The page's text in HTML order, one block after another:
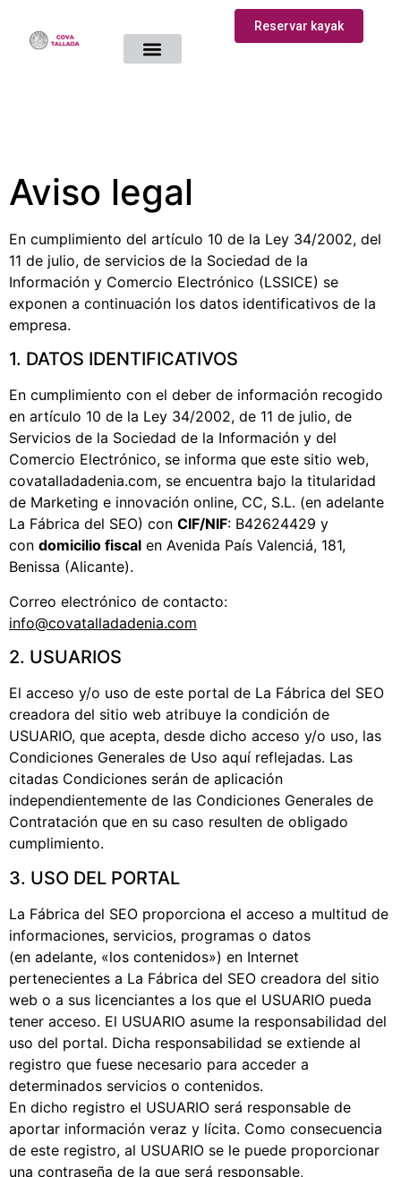
Reservar kayak
Aviso legal
En cumplimiento del artículo 10 de la Ley 34/2002, del
11 de julio, de servicios de la Sociedad de la
Información y Comercio Electrónico (LSSICE) se
exponen a continuación los datos identificativos de la
empresa.
1. DATOS IDENTIFICATIVOS
En cumplimiento con el deber de información recogido
en artículo 10 de la Ley 34/2002, de 11 de julio, de
Servicios de la Sociedad de la Información y del
Comercio Electrónico, se informa que este sitio web,
covatalladadenia.com, se encuentra bajo la titularidad
de Marketing e innovación online, CC, S.L. (en adelante
La Fábrica del SEO) con CIF/NIF: B42624429 y
con domicilio fiscal en Avenida País Valenciá, 181,
Benissa (Alicante).
Correo electrónico de contacto:
info@covatalladadenia.com
2. USUARIOS
El acceso y/o uso de este portal de La Fábrica del SEO
creadora del sitio web atribuye la condición de
USUARIO, que acepta, desde dicho acceso y/o uso, las
Condiciones Generales de Uso aquí reflejadas. Las
citadas Condiciones serán de aplicación
independientemente de las Condiciones Generales de
Contratación que en su caso resulten de obligado
cumplimiento.
3. USO DEL PORTAL
La Fábrica del SEO proporciona el acceso a multitud de
informaciones, servicios, programas o datos
(en adelante, «los contenidos») en Internet
pertenecientes a La Fábrica del SEO creadora del sitio
web o a sus licenciantes a los que el USUARIO pueda
tener acceso. El USUARIO asume la responsabilidad del
uso del portal. Dicha responsabilidad se extiende al
registro que fuese necesario para acceder a
determinados servicios o contenidos.
En dicho registro el USUARIO será responsable de
aportar información veraz y lícita. Como consecuencia
de este registro, al USUARIO se le puede proporcionar
una contraseña de la que será responsable,